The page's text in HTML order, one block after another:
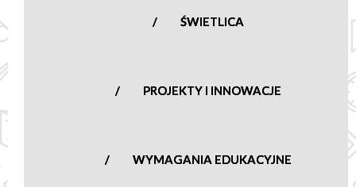
ŚWIETLICA
PROJEKTY I INNOWACJE
WYMAGANIA EDUKACYJNE